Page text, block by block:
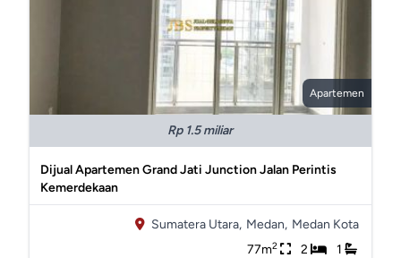
Apartemen
Rp 1.5 miliar
Dijual Apartemen Grand Jati Junction Jalan Perintis
Kemerdekaan
Sumatera Utara, Medan, Medan Kota
77m2 2 1